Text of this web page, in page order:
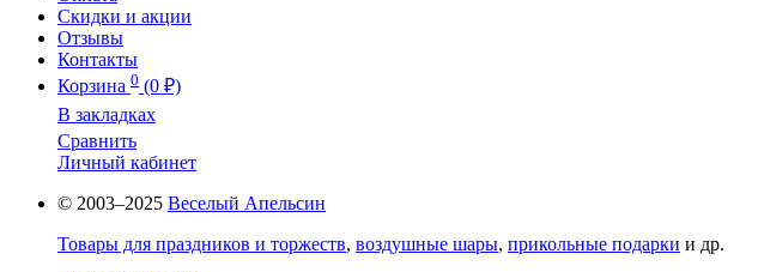
Скидки и акции
Отзывы
Контакты
Корзина 0 (0 ₽)
В закладках
Сравнить
Личный кабинет
© 2003–2025 Веселый Апельсин
Товары для праздников и торжеств, воздушные шары, прикольные подарки и др.